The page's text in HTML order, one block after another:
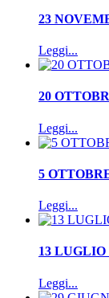
23
Leggi...
20
Leggi...
5
Leggi...
13 LUGLIO
Leggi...